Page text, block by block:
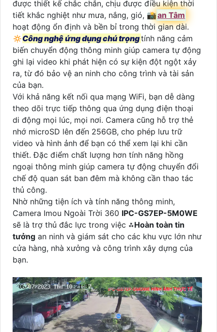
được thiết kế chắc chắn, chịu được điều kiện thời
tiết khắc nghiệt như mưa, nắng, gió, 📸an Tâm
hoạt động ổn định và bền bỉ trong thời gian dài.
🔅Công nghệ ứng dụng chú trọngtính năng cảm
biến chuyển động thông minh giúp camera tự động
ghi lại video khi phát hiện có sự kiện đột ngột xảy
ra, từ đó bảo vệ an ninh cho công trình và tài sản
của bạn.
Với khả năng kết nối qua mạng WiFi, bạn dễ dàng
theo dõi trực tiếp thông qua ứng dụng điện thoại
di động mọi lúc, mọi nơi. Camera cũng hỗ trợ thẻ
nhớ microSD lên đến 256GB, cho phép lưu trữ
video và hình ảnh để bạn có thể xem lại khi cần
thiết. Đặc điểm chất lượng hơn tính năng hồng
ngoại thông minh giúp camera tự động chuyển đổi
chế độ quan sát ban đêm mà không cần thao tác
thủ công.
Nhờ những tiện ích và tính năng thông minh,
Camera Imou Ngoài Trời 360 IPC-GS7EP-5M0WE
sẽ là trợ thủ đắc lực trong việc ⁂Hoàn toàn tin
tưởng an ninh và giám sát cho các khu vực lớn như
cửa hàng, nhà xưởng và công trình xây dựng của
bạn.